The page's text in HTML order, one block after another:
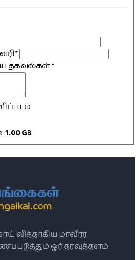
*
தகவல்கள்*
1.00 GB
வித்தாகிய மாவீரர்
ஓர் தரவுத்தளம்.